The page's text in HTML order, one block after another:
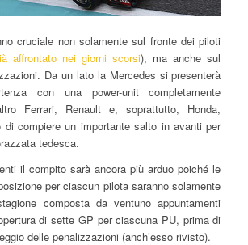
cruciale non solamente sul fronte dei piloti
affrontato nei giorni scorsi), ma anche sul
Da un lato la Mercedes si presenterà
con una power-unit completamente
Ferrari, Renault e, soprattutto, Honda,
di compiere un importante salto in avanti per
tedesca.
il compito sarà ancora più arduo poiché le
per ciascun pilota saranno solamente
composta da ventuno appuntamenti
di sette GP per ciascuna PU, prima di
delle penalizzazioni (anch’esso rivisto).